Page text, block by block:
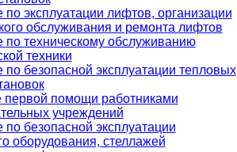
по эксплуатации лифтов, организации
обслуживания и ремонта лифтов
по техническому обслуживанию
техники
по безопасной эксплуатации тепловых
первой помощи работниками
учреждений
безопасной эксплуатации
оборудования, стеллажей